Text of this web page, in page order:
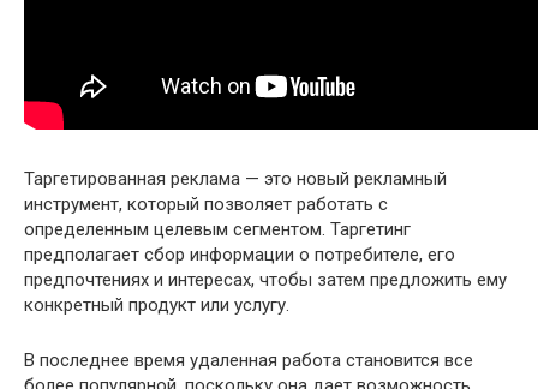
Таргетированная реклама — это новый рекламный
инструмент, который позволяет работать с
определенным целевым сегментом. Таргетинг
предполагает сбор информации о потребителе, его
предпочтениях и интересах, чтобы затем предложить ему
конкретный продукт или услугу.
В последнее время удаленная работа становится все